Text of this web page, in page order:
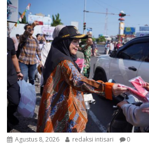
Agustus 8, 2026 redaksi intisari 0